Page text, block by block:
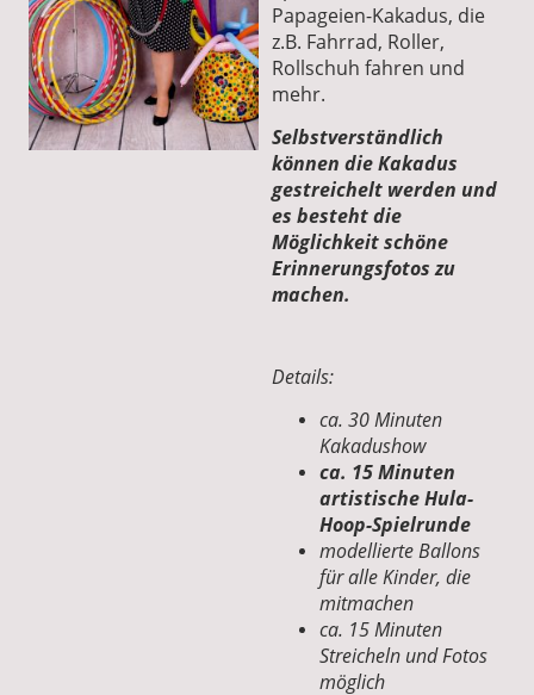
Papageien-Kakadus, die
z.B. Fahrrad, Roller,
Rollschuh fahren und
mehr.
Selbstverständlich
können die Kakadus
gestreichelt werden und
es besteht die
Möglichkeit schöne
Erinnerungsfotos zu
machen.
Details:
ca. 30 Minuten
Kakadushow
ca. 15 Minuten
artistische Hula-
Hoop-Spielrunde
modellierte Ballons
für alle Kinder, die
mitmachen
ca. 15 Minuten
Streicheln und Fotos
möglich